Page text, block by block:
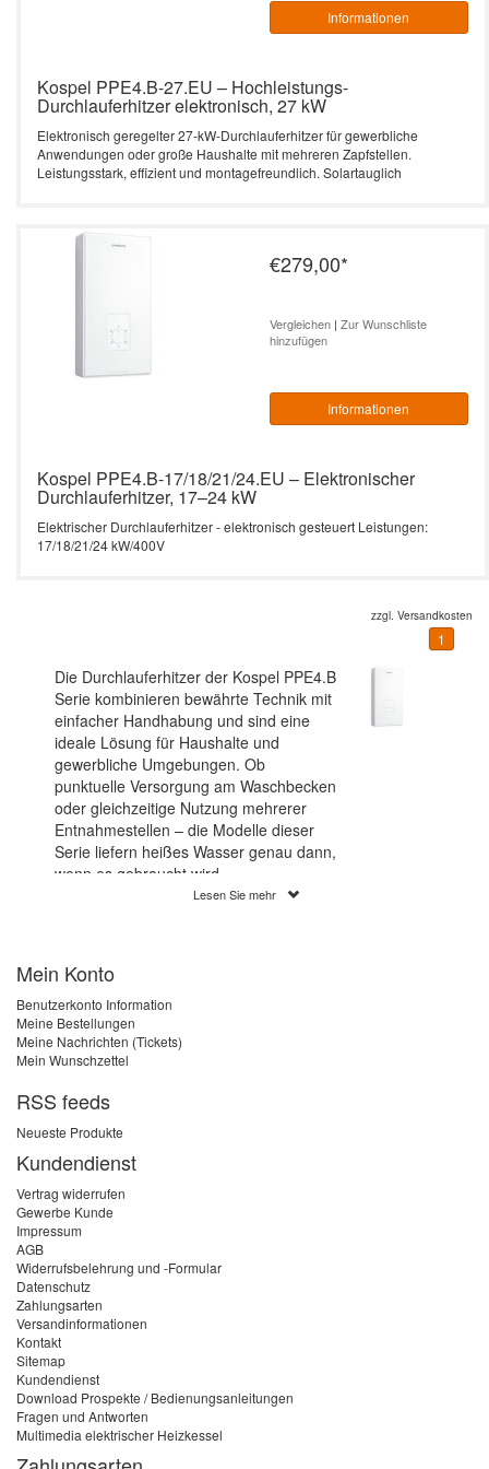
Informationen
Kospel PPE4.B-27.EU – Hochleistungs-
Durchlauferhitzer elektronisch, 27 kW
Elektronisch geregelter 27-kW-Durchlauferhitzer für gewerbliche
Anwendungen oder große Haushalte mit mehreren Zapfstellen.
Leistungsstark, effizient und montagefreundlich. Solartauglich
€279,00*
Vergleichen| Zur Wunschliste
hinzufügen
Informationen
Kospel PPE4.B-17/18/21/24.EU – Elektronischer
Durchlauferhitzer, 17–24 kW
Elektrischer Durchlauferhitzer - elektronisch gesteuert Leistungen:
17/18/21/24 kW/400V
zzgl. Versandkosten
1
Die Durchlauferhitzer der Kospel PPE4.B
Serie kombinieren bewährte Technik mit
einfacher Handhabung und sind eine
ideale Lösung für Haushalte und
gewerbliche Umgebungen. Ob
punktuelle Versorgung am Waschbecken
oder gleichzeitige Nutzung mehrerer
Entnahmestellen – die Modelle dieser
Serie liefern heißes Wasser genau dann,
wenn es gebraucht wird.
Die Varianten mit 10 bis 15 kW sowie 17
sich flexibel auf die örtlichen
Modell ist für besonders
leistungsintensive Einsätze ausgelegt
und arbeitet mit fest eingestellter
Alle Modelle der PPE4.B Serie sind
vollelektronisch geregelt und modulieren
ihre Heizleistung automatisch
Warmwasserbedarf. Das sorgt für eine
konstante Auslauftemperatur, reduziert
zur Senkung der Betriebskosten bei.
Die Bedienung erfolgt über einen
einfachen Drehregler direkt am Gerät.
Die Temperatur lässt sich stufenlos
zwischen 30 und 60 °C einstellen –
bequem und zuverlässig. Die IP25-
Schutzklasse erlaubt die Installation in
Feuchträumen wie Bad oder Küche,
Lesen Sie mehr
Mein Konto
Benutzerkonto Information
Meine Bestellungen
Meine Nachrichten (Tickets)
Mein Wunschzettel
RSS feeds
Neueste Produkte
Kundendienst
Vertrag widerrufen
Gewerbe Kunde
Impressum
AGB
Widerrufsbelehrung und -Formular
Datenschutz
Zahlungsarten
Versandinformationen
Kontakt
Sitemap
Kundendienst
Download Prospekte / Bedienungsanleitungen
Fragen und Antworten
Multimedia elektrischer Heizkessel